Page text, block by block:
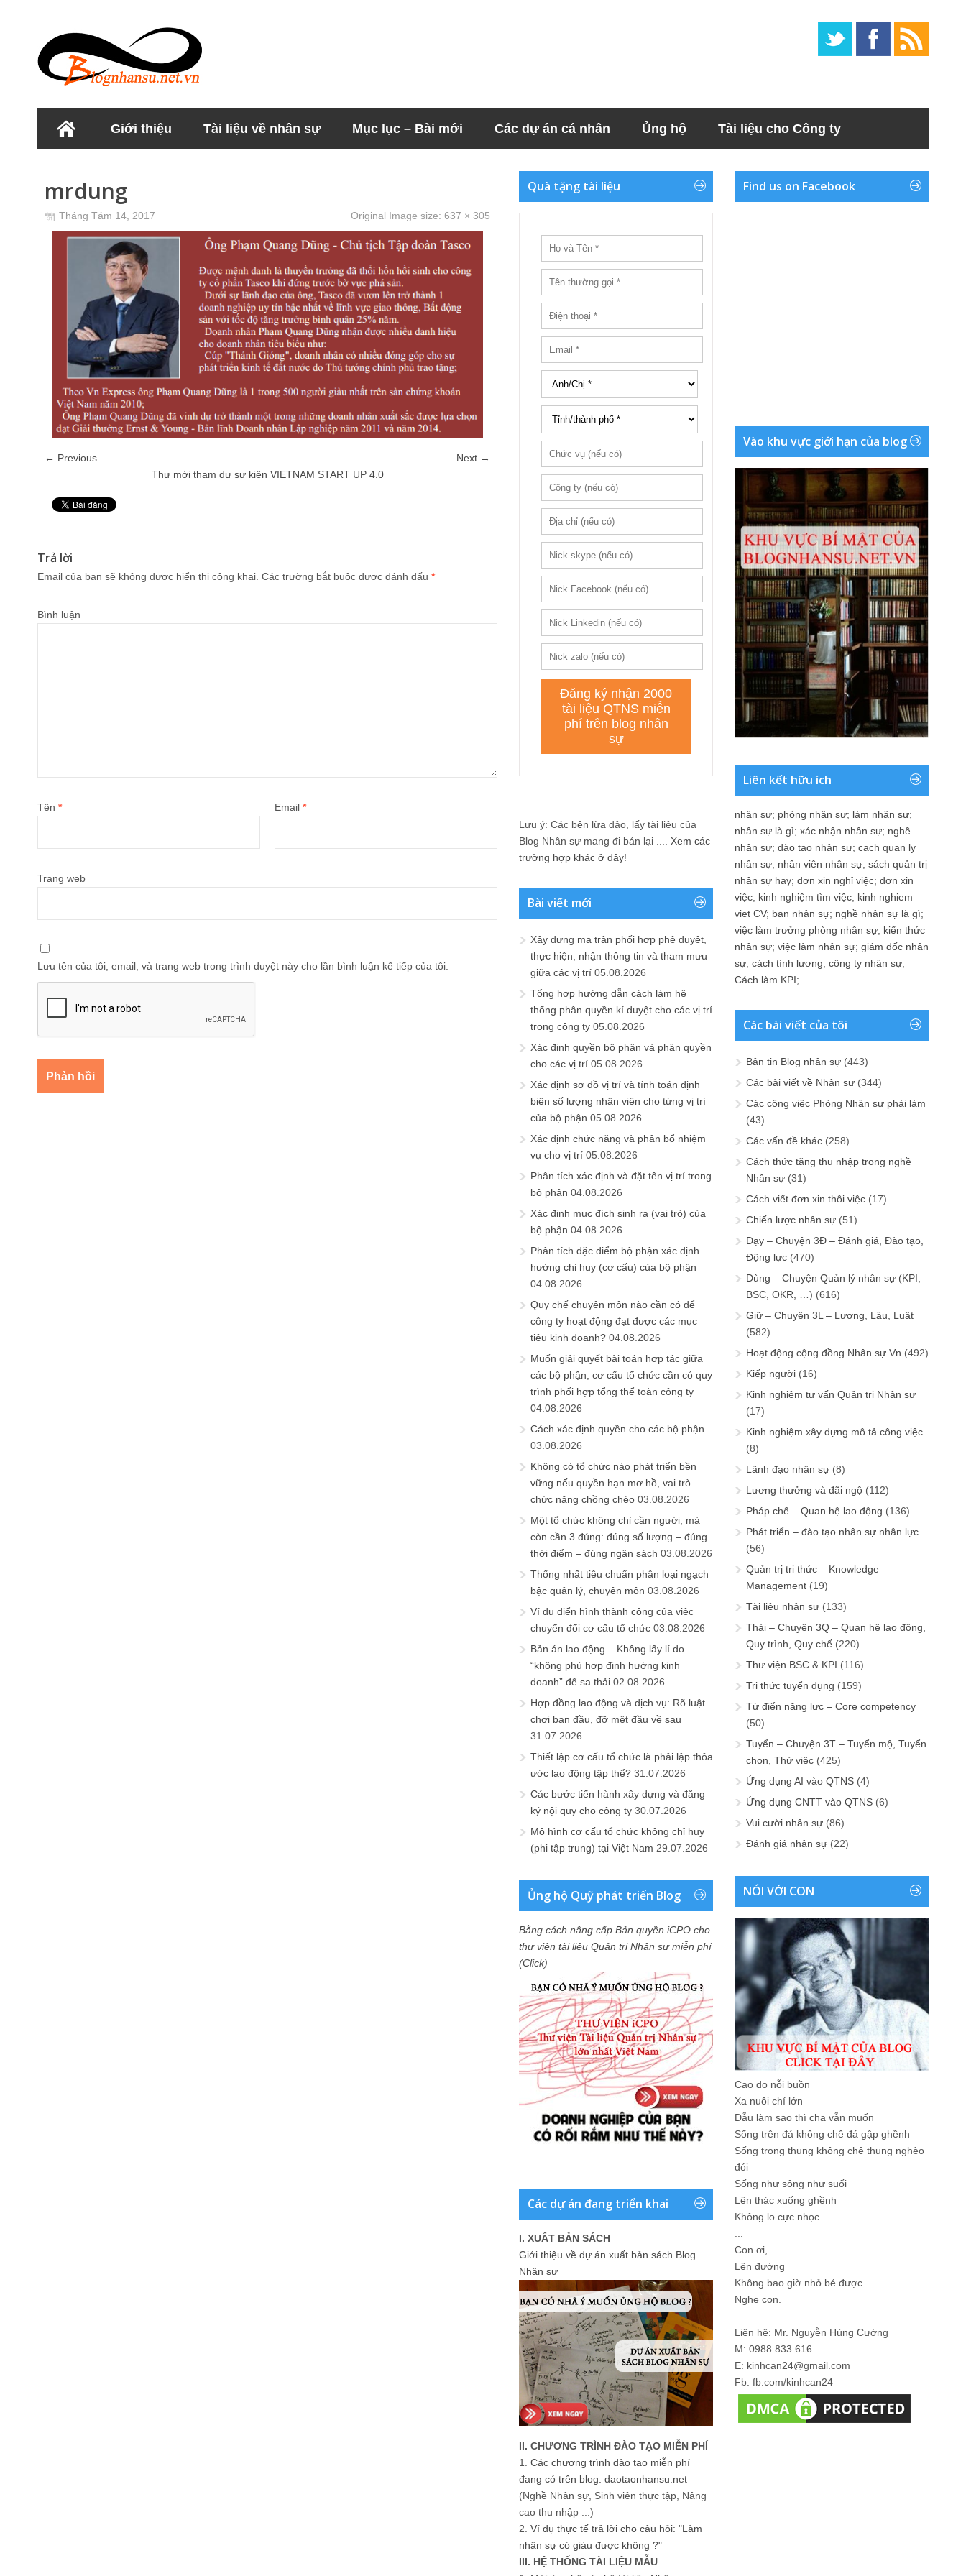
Giới thiệu Tài liệu về nhân sự Mục lục – Bài mới Các dự án cá nhân Ủng hộ Tài liệu cho Công ty
mrdung
Tháng Tám 14, 2017 Original Image size: 637 × 305
← Previous
Next →
Thư mời tham dự sự kiện VIETNAM START UP 4.0
Trả lời
Email của bạn sẽ không được hiển thị công khai. Các trường bắt buộc được đánh dấu *
Bình luận
Tên * Email *
Trang web
Lưu tên của tôi, email, và trang web trong trình duyệt này cho lần bình luận kế tiếp của tôi.
Quà tặng tài liệu
Lưu ý: Các bên lừa đảo, lấy tài liệu của
Blog Nhân sự mang đi bán lại .... Xem các
trường hợp khác ở đây!
Bài viết mới
Xây dựng ma trận phối hợp phê duyệt,
thực hiện, nhận thông tin và tham mưu
giữa các vị trí 05.08.2026
Tổng hợp hướng dẫn cách làm hệ
thống phân quyền kí duyệt cho các vị trí
trong công ty 05.08.2026
Xác định quyền bộ phận và phân quyền
cho các vị trí 05.08.2026
Xác định sơ đồ vị trí và tính toán định
biên số lượng nhân viên cho từng vị trí
của bộ phận 05.08.2026
Xác định chức năng và phân bổ nhiệm
vụ cho vị trí 05.08.2026
Phân tích xác định và đặt tên vị trí trong
bộ phận 04.08.2026
Xác định mục đích sinh ra (vai trò) của
bộ phận 04.08.2026
Phân tích đặc điểm bộ phận xác định
hướng chỉ huy (cơ cấu) của bộ phận
04.08.2026
Quy chế chuyên môn nào cần có để
công ty hoạt động đạt được các mục
tiêu kinh doanh? 04.08.2026
Muốn giải quyết bài toán hợp tác giữa
các bộ phận, cơ cấu tổ chức cần có quy
trình phối hợp tổng thể toàn công ty
04.08.2026
Cách xác định quyền cho các bộ phận
03.08.2026
Không có tổ chức nào phát triển bền
vững nếu quyền hạn mơ hồ, vai trò
chức năng chồng chéo 03.08.2026
Một tổ chức không chỉ cần người, mà
còn cần 3 đúng: đúng số lượng – đúng
thời điểm – đúng ngân sách 03.08.2026
Thống nhất tiêu chuẩn phân loại ngạch
bậc quản lý, chuyên môn 03.08.2026
Ví dụ điển hình thành công của việc
chuyển đổi cơ cấu tổ chức 03.08.2026
Bản án lao động – Không lấy lí do
“không phù hợp định hướng kinh
doanh” để sa thải 02.08.2026
Hợp đồng lao động và dịch vụ: Rõ luật
chơi ban đầu, đỡ mệt đầu về sau
31.07.2026
Thiết lập cơ cấu tổ chức là phải lập thỏa
ước lao động tập thể? 31.07.2026
Các bước tiến hành xây dựng và đăng
ký nội quy cho công ty 30.07.2026
Mô hình cơ cấu tổ chức không chỉ huy
(phi tập trung) tại Việt Nam 29.07.2026
Ủng hộ Quỹ phát triển Blog
Bằng cách nâng cấp Bản quyền iCPO cho
thư viện tài liệu Quản trị Nhân sự miễn phí
(Click)
Các dự án đang triển khai
I. XUẤT BẢN SÁCH
Giới thiệu về dự án xuất bản sách Blog
Nhân sự
II. CHƯƠNG TRÌNH ĐÀO TẠO MIỄN PHÍ
1. Các chương trình đào tạo miễn phí
đang có trên blog: daotaonhansu.net
(Nghề Nhân sự, Sinh viên thực tập, Nâng
cao thu nhập ...)
2. Ví dụ thực tế trả lời cho câu hỏi: "Làm
nhân sự có giàu được không ?"
III. HỆ THỐNG TÀI LIỆU MẪU
Find us on Facebook
Vào khu vực giới hạn của blog
Liên kết hữu ích
nhân sự; phòng nhân sự; làm nhân sự;
nhân sự là gì; xác nhận nhân sự; nghề
nhân sự; đào tạo nhân sự; cach quan ly
nhân sự; nhân viên nhân sự; sách quản trị
nhân sự hay; đơn xin nghỉ việc; đơn xin
việc; kinh nghiệm tìm việc; kinh nghiem
viet CV; ban nhân sự; nghề nhân sự là gì;
việc làm trưởng phòng nhân sự; kiến thức
nhân sự; việc làm nhân sự; giám đốc nhân
sự; cách tính lương; công ty nhân sự;
Cách làm KPI;
Các bài viết của tôi
Bản tin Blog nhân sự (443)
Các bài viết về Nhân sự (344)
Các công việc Phòng Nhân sự phải làm
(43)
Các vấn đề khác (258)
Cách thức tăng thu nhập trong nghề
Nhân sự (31)
Cách viết đơn xin thôi việc (17)
Chiến lược nhân sự (51)
Dạy – Chuyện 3Đ – Đánh giá, Đào tạo,
Động lực (470)
Dùng – Chuyện Quản lý nhân sự (KPI,
BSC, OKR, …) (616)
Giữ – Chuyện 3L – Lương, Lậu, Luật
(582)
Hoạt động cộng đồng Nhân sự Vn (492)
Kiếp người (16)
Kinh nghiệm tư vấn Quản trị Nhân sự
(17)
Kinh nghiệm xây dựng mô tả công việc
(8)
Lãnh đạo nhân sự (8)
Lương thưởng và đãi ngộ (112)
Pháp chế – Quan hệ lao động (136)
Phát triển – đào tạo nhân sự nhân lực
(56)
Quản trị tri thức – Knowledge
Management (19)
Tài liệu nhân sự (133)
Thải – Chuyện 3Q – Quan hệ lao động,
Quy trình, Quy chế (220)
Thư viện BSC & KPI (116)
Tri thức tuyển dụng (159)
Từ điển năng lực – Core competency
(50)
Tuyển – Chuyện 3T – Tuyển mộ, Tuyển
chọn, Thử việc (425)
Ứng dụng AI vào QTNS (4)
Ứng dụng CNTT vào QTNS (6)
Vui cười nhân sự (86)
Đánh giá nhân sự (22)
NÓI VỚI CON
Cao đo nỗi buồn
Xa nuôi chí lớn
Dẫu làm sao thì cha vẫn muốn
Sống trên đá không chê đá gập ghềnh
Sống trong thung không chê thung nghèo
đói
Sống như sông như suối
Lên thác xuống ghềnh
Không lo cực nhọc
Con ơi, ...
Lên đường
Không bao giờ nhỏ bé được
Nghe con.
Liên hệ: Mr. Nguyễn Hùng Cường
M: 0988 833 616
E: kinhcan24@gmail.com
Fb: fb.com/kinhcan24